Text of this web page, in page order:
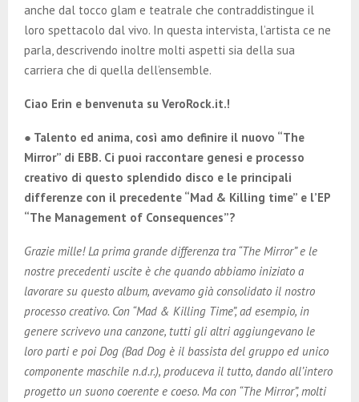
anche dal tocco glam e teatrale che contraddistingue il
loro spettacolo dal vivo. In questa intervista, l’artista ce ne
parla, descrivendo inoltre molti aspetti sia della sua
carriera che di quella dell’ensemble.
Ciao Erin e benvenuta su VeroRock.it.!
● Talento ed anima, così amo definire il nuovo “The
Mirror” di EBB. Ci puoi raccontare genesi e processo
creativo di questo splendido disco e le principali
differenze con il precedente “Mad & Killing time” e l’EP
“The Management of Consequences”?
Grazie mille! La prima grande differenza tra “The Mirror” e le
nostre precedenti uscite è che quando abbiamo iniziato a
lavorare su questo album, avevamo già consolidato il nostro
processo creativo. Con “Mad & Killing Time”, ad esempio, in
genere scrivevo una canzone, tutti gli altri aggiungevano le
loro parti e poi Dog (Bad Dog è il bassista del gruppo ed unico
componente maschile n.d.r.), produceva il tutto, dando all’intero
progetto un suono coerente e coeso. Ma con “The Mirror”, molti